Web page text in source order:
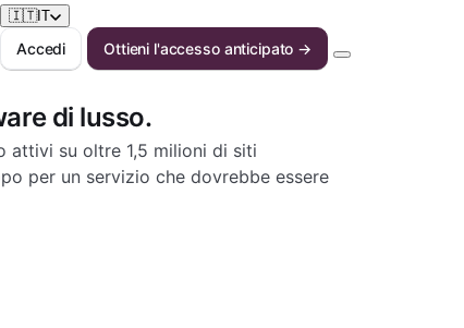
🇮🇹IT
Accedi Ottieni l'accesso anticipato →
di lusso.
attivi su oltre 1,5 milioni di siti
per un servizio che dovrebbe essere